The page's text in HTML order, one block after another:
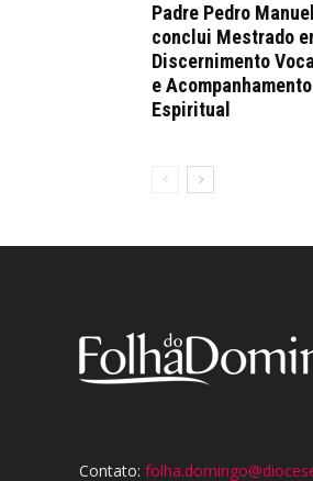
Padre Pedro Manuel
conclui Mestrado
Discernimento
e Acompanhamento
Espiritual
Contato: